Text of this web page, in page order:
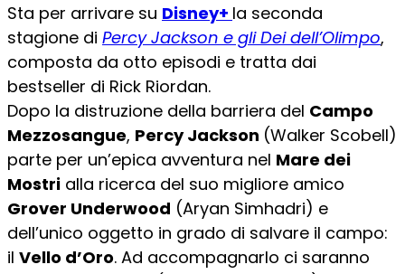
Sta per arrivare su Disney+ la seconda
stagione di Percy Jackson e gli Dei dell’Olimpo,
composta da otto episodi e tratta dai
bestseller di Rick Riordan.
Dopo la distruzione della barriera del Campo
Mezzosangue, Percy Jackson (Walker Scobell)
parte per un’epica avventura nel Mare dei
Mostri alla ricerca del suo migliore amico
Grover Underwood (Aryan Simhadri) e
dell’unico oggetto in grado di salvare il campo:
il Vello d’Oro. Ad accompagnarlo ci saranno